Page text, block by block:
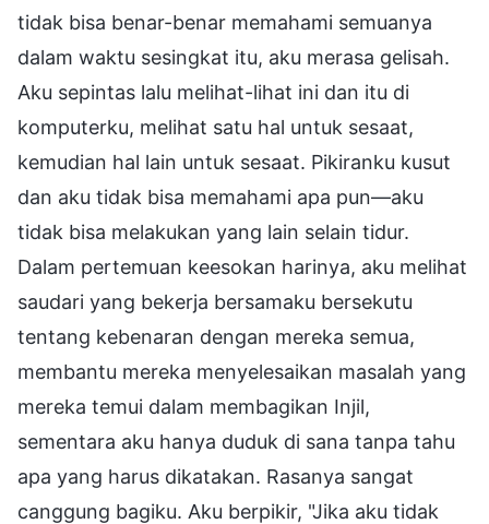
tidak bisa benar-benar memahami semuanya
dalam waktu sesingkat itu, aku merasa gelisah.
Aku sepintas lalu melihat-lihat ini dan itu di
komputerku, melihat satu hal untuk sesaat,
kemudian hal lain untuk sesaat. Pikiranku kusut
dan aku tidak bisa memahami apa pun—aku
tidak bisa melakukan yang lain selain tidur.
Dalam pertemuan keesokan harinya, aku melihat
saudari yang bekerja bersamaku bersekutu
tentang kebenaran dengan mereka semua,
membantu mereka menyelesaikan masalah yang
mereka temui dalam membagikan Injil,
sementara aku hanya duduk di sana tanpa tahu
apa yang harus dikatakan. Rasanya sangat
canggung bagiku. Aku berpikir, "Jika aku tidak